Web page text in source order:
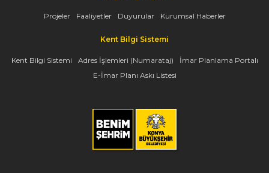
Projeler Faaliyetler Duyurular Kurumsal Haberler
Kent Bilgi Sistemi
Kent Bilgi Sistemi Adres İşlemleri (Numarataj)
İmar Planlama Portalı
E-İmar Planı Askı Listesi